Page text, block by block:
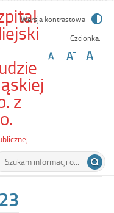
z
12/PN/23
Wersja kontrastowa
Czcionka: